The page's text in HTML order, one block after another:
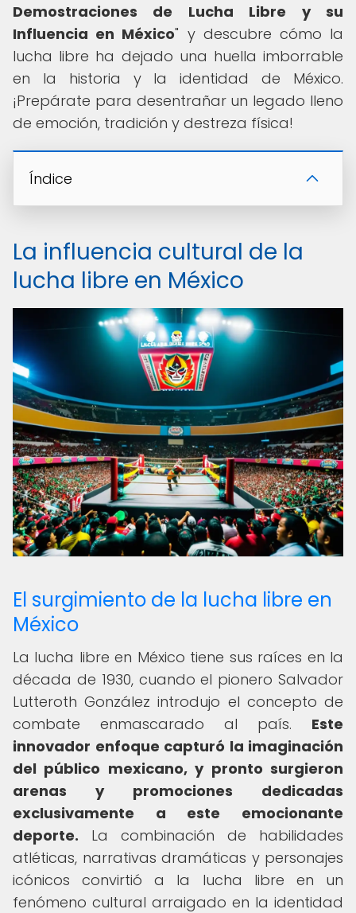
Demostraciones de Lucha Libre y su
Influencia en México" y descubre cómo la
lucha libre ha dejado una huella imborrable
en la historia y la identidad de México.
¡Prepárate para desentrañar un legado lleno
de emoción, tradición y destreza física!
Índice
La influencia cultural de la
lucha libre en México
El surgimiento de la lucha libre en
México
La lucha libre en México tiene sus raíces en la
década de 1930, cuando el pionero Salvador
Lutteroth González introdujo el concepto de
combate enmascarado al país. Este
innovador enfoque capturó la imaginación
del público mexicano, y pronto surgieron
arenas y promociones dedicadas
exclusivamente a este emocionante
deporte. La combinación de habilidades
atléticas, narrativas dramáticas y personajes
icónicos convirtió a la lucha libre en un
fenómeno cultural arraigado en la identidad